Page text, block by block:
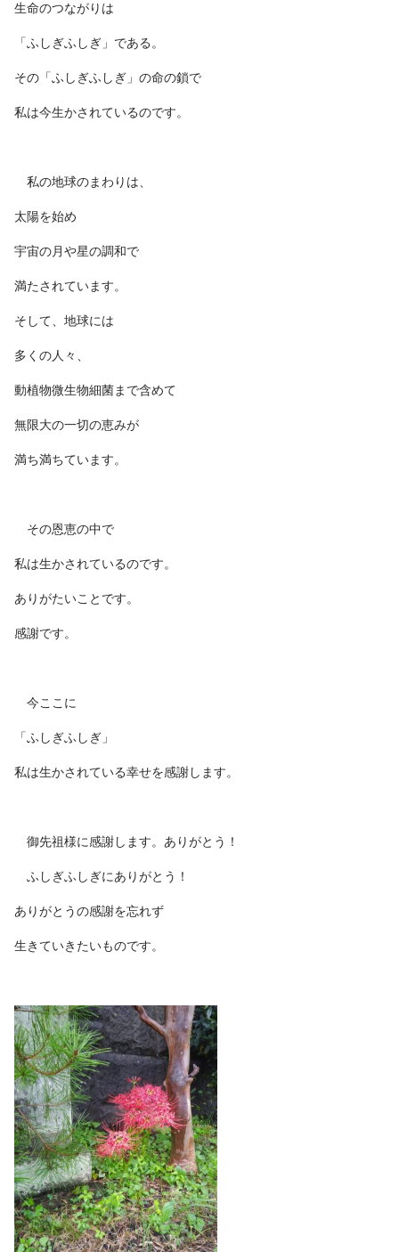
生命のつながりは
「ふしぎふしぎ」である。
その「ふしぎふしぎ」の命の鎖で
私は今生かされているのです。
私の地球のまわりは、
太陽を始め
宇宙の月や星の調和で
満たされています。
そして、地球には
多くの人々、
動植物微生物細菌まで含めて
無限大の一切の恵みが
満ち満ちています。
その恩恵の中で
私は生かされているのです。
ありがたいことです。
感謝です。
今ここに
「ふしぎふしぎ」
私は生かされている幸せを感謝します。
御先祖様に感謝します。ありがとう！
ふしぎふしぎにありがとう！
ありがとうの感謝を忘れず
生きていきたいものです。